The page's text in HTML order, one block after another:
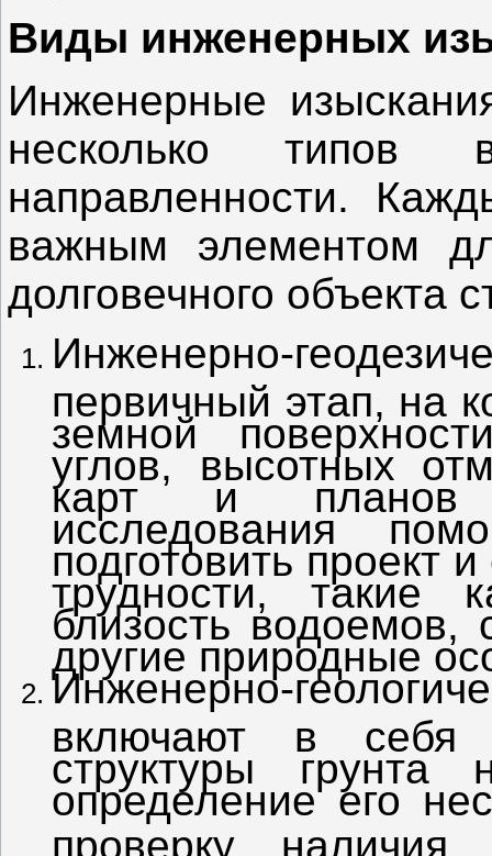
Виды инженерных
Инженерные
несколько
направленности.
важным элементом
долговечного объекта
Инженерно-
первичный этап, на
земной
углов, высотных
карт и планов
исследования
подготовить проект
трудности, такие
близость водоемов,
другие природные
Инженерно-
включают в себя
структуры грунта
определение его
проверку